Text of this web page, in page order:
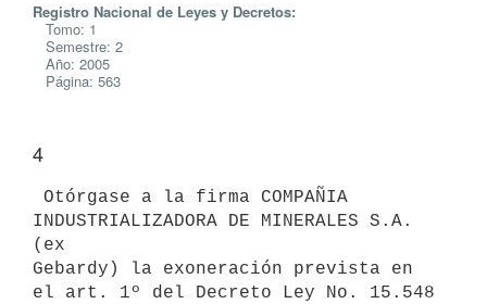
Registro Nacional de Leyes y Decretos:
Tomo: 1
Semestre: 2
Año: 2005
Página: 563
4
INDUSTRIALIZADORA DE MINERALES S.A.
(ex
Gebardy) la exoneración prevista en
el art. 1º del Decreto Ley No. 15.548